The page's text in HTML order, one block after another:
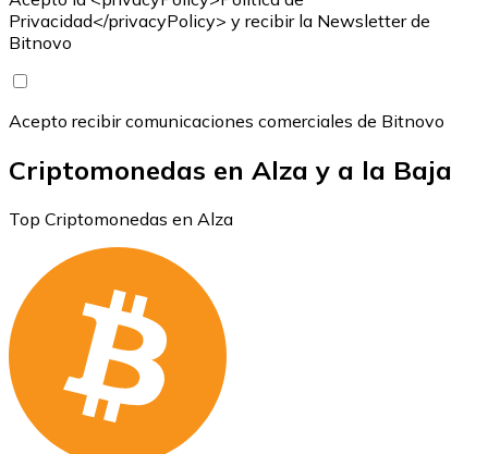
Privacidad</privacyPolicy> y recibir la Newsletter de
Bitnovo
Acepto recibir comunicaciones comerciales de Bitnovo
Criptomonedas en Alza y a la Baja
Top Criptomonedas en Alza